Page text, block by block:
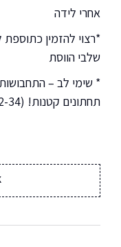
אחרי לידה
*רצוי להזמין
שלבי הווסת
* שימי לב –
תחתונים קטנות! (32-34)